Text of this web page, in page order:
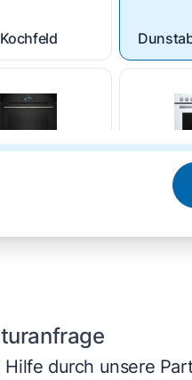
Kochfeld
Herd
Hilfe durch unsere